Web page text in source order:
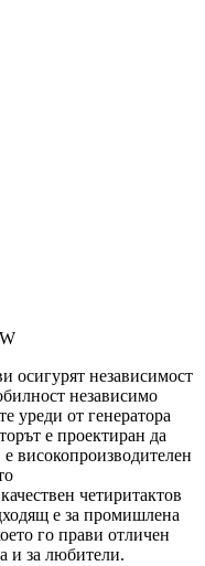
осигурят независимост
независимо
уреди от генератора
е проектиран да
високопроизводителен
четиритактов
е за промишлена
го прави отличен
и за любители.